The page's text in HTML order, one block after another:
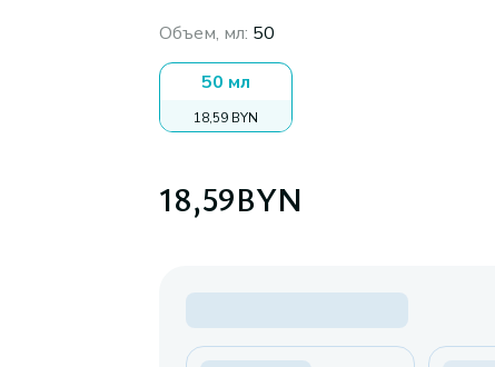
Объем, мл: 50
50 мл
18,59 BYN
18,59BYN